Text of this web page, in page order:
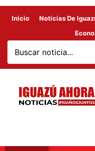
Inicio Noticias De